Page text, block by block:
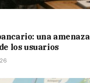
una
los usuarios